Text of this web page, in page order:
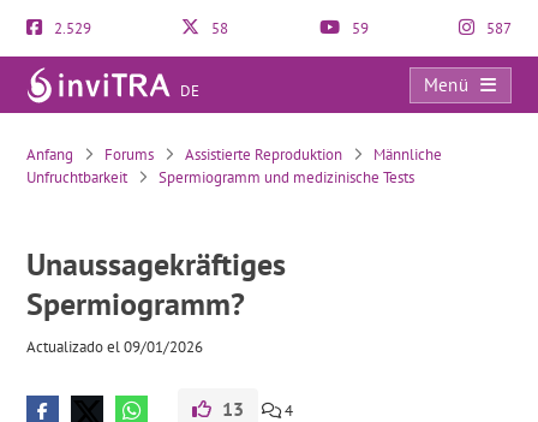
2.529 58 59 587
DE
Menü
Unaussagekräftiges Spermiogramm?
Anfang Forums Assistierte Reproduktion
Männliche
Unfruchtbarkeit
Spermiogramm und medizinische Tests
Unaussagekräftiges
Spermiogramm?
Actualizado el 09/01/2026
13 4